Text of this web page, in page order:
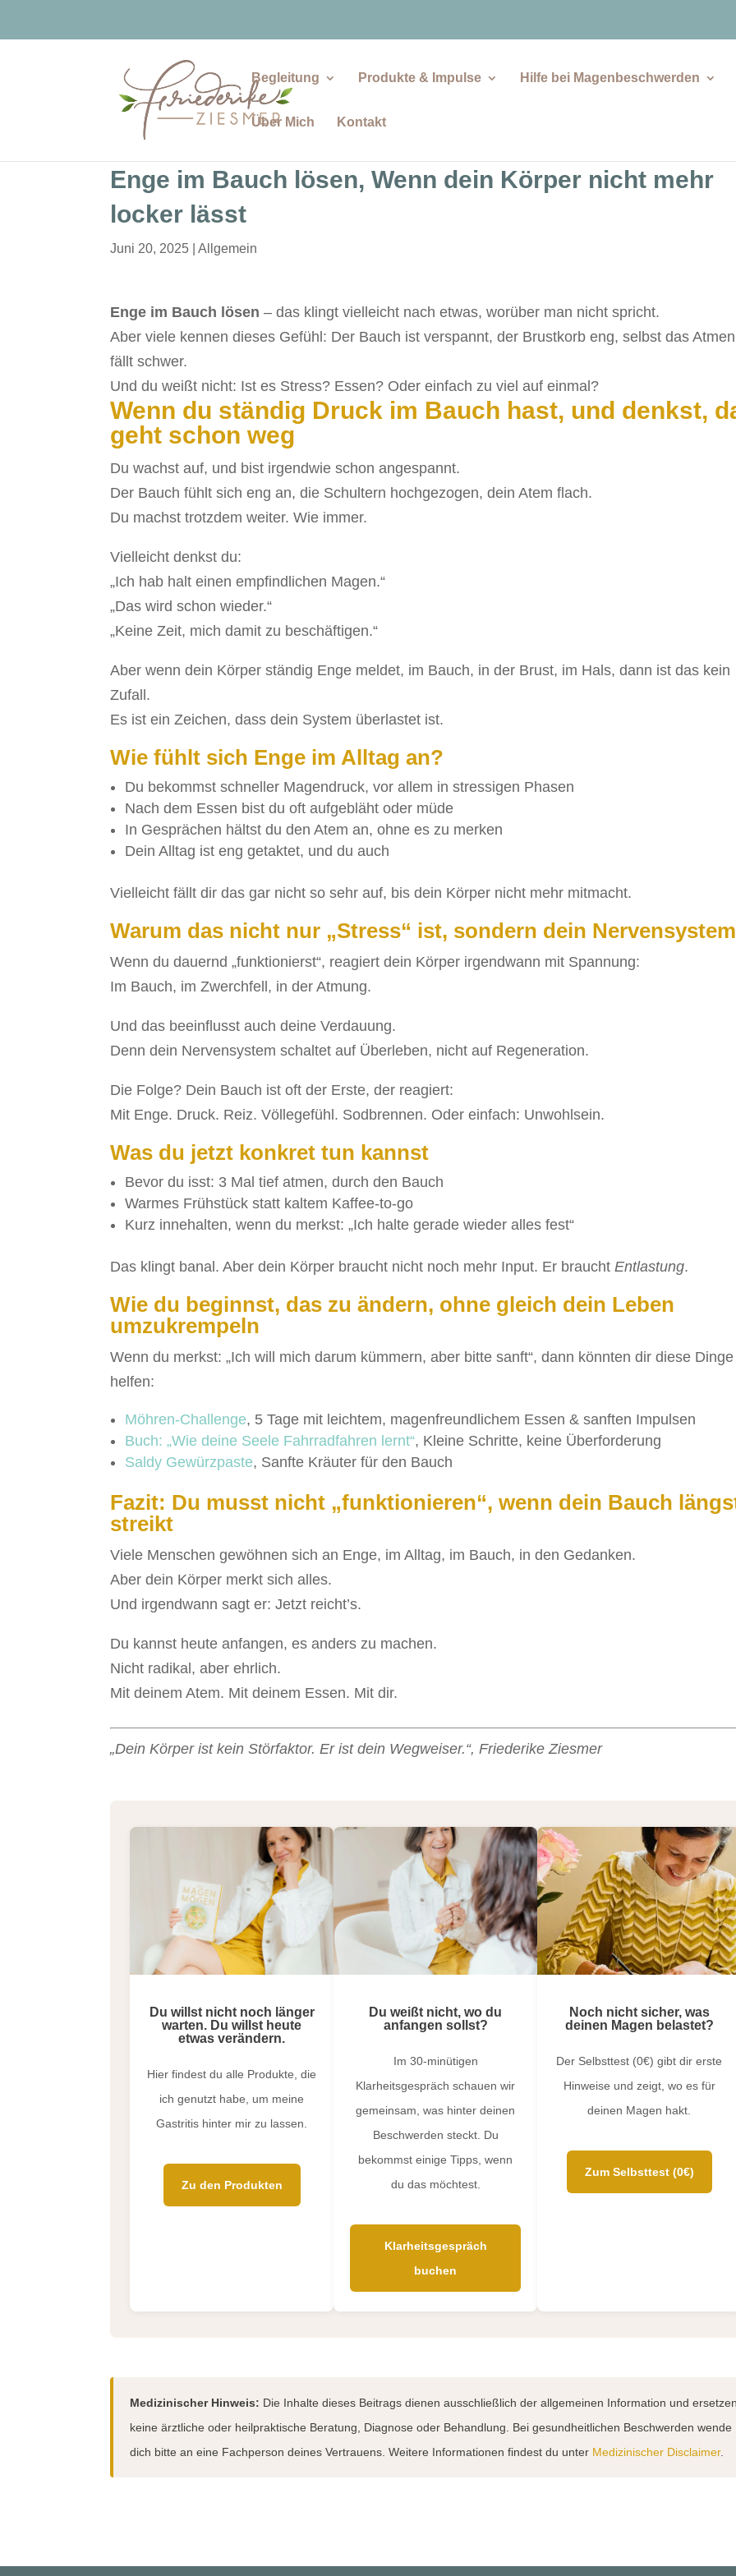
Begleitung Produkte & Impulse Hilfe bei Magenbeschwerden
Über Mich Kontakt
Enge im Bauch lösen, Wenn dein Körper nicht mehr
locker lässt
Juni 20, 2025 |Allgemein
Enge im Bauch lösen– das klingt vielleicht nach etwas, worüber man nicht spricht.
Aber viele kennen dieses Gefühl: Der Bauch ist verspannt, der Brustkorb eng, selbst das Atmen
fällt schwer.
Und du weißt nicht: Ist es Stress? Essen? Oder einfach zu viel auf einmal?
Wenn du ständig Druck im Bauch hast, und denkst,
geht schon weg
Du wachst auf, und bist irgendwie schon angespannt.
Der Bauch fühlt sich eng an, die Schultern hochgezogen, dein Atem flach.
Du machst trotzdem weiter. Wie immer.
Vielleicht denkst du:
„Ich hab halt einen empfindlichen Magen.“
„Das wird schon wieder.“
„Keine Zeit, mich damit zu beschäftigen.“
Aber wenn dein Körper ständig Enge meldet, im Bauch, in der Brust, im Hals, dann ist das kein
Zufall.
Es ist ein Zeichen, dass dein System überlastet ist.
Wie fühlt sich Enge im Alltag an?
Du bekommst schneller Magendruck, vor allem in stressigen Phasen
Nach dem Essen bist du oft aufgebläht oder müde
In Gesprächen hältst du den Atem an, ohne es zu merken
Dein Alltag ist eng getaktet, und du auch
Vielleicht fällt dir das gar nicht so sehr auf, bis dein Körper nicht mehr mitmacht.
Warum das nicht nur „Stress“ ist, sondern dein Nervensystem
Wenn du dauernd „funktionierst“, reagiert dein Körper irgendwann mit Spannung:
Im Bauch, im Zwerchfell, in der Atmung.
Und das beeinflusst auch deine Verdauung.
Denn dein Nervensystem schaltet auf Überleben, nicht auf Regeneration.
Die Folge? Dein Bauch ist oft der Erste, der reagiert:
Mit Enge. Druck. Reiz. Völlegefühl. Sodbrennen. Oder einfach: Unwohlsein.
Was du jetzt konkret tun kannst
Bevor du isst: 3 Mal tief atmen, durch den Bauch
Warmes Frühstück statt kaltem Kaffee-to-go
Kurz innehalten, wenn du merkst: „Ich halte gerade wieder alles fest“
Das klingt banal. Aber dein Körper braucht nicht noch mehr Input. Er brauchtEntlastung.
Wie du beginnst, das zu ändern, ohne gleich dein Leben
umzukrempeln
Wenn du merkst: „Ich will mich darum kümmern, aber bitte sanft“, dann könnten dir diese Dinge
helfen:
Möhren-Challenge, 5 Tage mit leichtem, magenfreundlichem Essen & sanften Impulsen
Buch: „Wie deine Seele Fahrradfahren lernt“, Kleine Schritte, keine Überforderung
Saldy Gewürzpaste, Sanfte Kräuter für den Bauch
Fazit: Du musst nicht „funktionieren“, wenn dein Bauch
streikt
Viele Menschen gewöhnen sich an Enge, im Alltag, im Bauch, in den Gedanken.
Aber dein Körper merkt sich alles.
Und irgendwann sagt er: Jetzt reicht’s.
Du kannst heute anfangen, es anders zu machen.
Nicht radikal, aber ehrlich.
Mit deinem Atem. Mit deinem Essen. Mit dir.
„Dein Körper ist kein Störfaktor. Er ist dein Wegweiser.“, Friederike Ziesmer
Du willst nicht noch länger
warten. Du willst heute
etwas verändern.
Hier findest du alle Produkte, die
ich genutzt habe, um meine
Gastritis hinter mir zu lassen.
Zu den Produkten
Du weißt nicht, wo du
anfangen sollst?
Im 30-minütigen
Klarheitsgespräch schauen wir
gemeinsam, was hinter deinen
Beschwerden steckt. Du
bekommst einige Tipps, wenn
du das möchtest.
Klarheitsgespräch
buchen
Noch nicht sicher, was
deinen Magen belastet?
Der Selbsttest (0€) gibt dir erste
Hinweise und zeigt, wo es für
deinen Magen hakt.
Zum Selbsttest (0€)
Medizinischer Hinweis: Die Inhalte dieses Beitrags dienen ausschließlich der allgemeinen Information und
keine ärztliche oder heilpraktische Beratung, Diagnose oder Behandlung. Bei gesundheitlichen Beschwerden wende
dich bitte an eine Fachperson deines Vertrauens. Weitere Informationen findest du unter Medizinischer Disclaimer.